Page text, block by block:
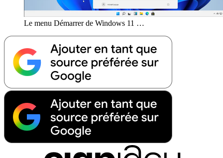
Le menu Démarrer de Windows 11 …